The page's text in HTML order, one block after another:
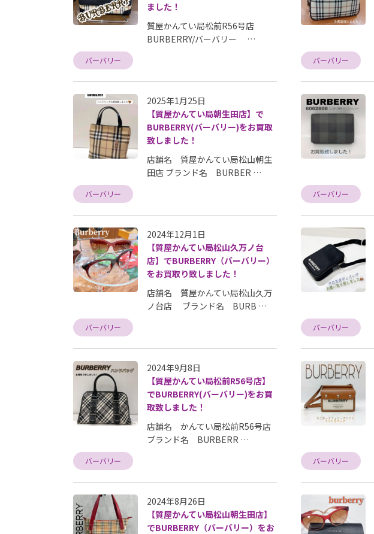
ました！
質屋かんてい局松前R56号店
BURBERRY/バーバリー …
バーバリー バーバリー
2025年1月25日
【質屋かんてい局朝生田店】で
BURBERRY(バーバリー)をお買取
致しました！
店舗名 質屋かんてい局松山朝生
田店 ブランド名 BURBER …
バーバリー バーバリー
2024年12月1日
【質屋かんてい局松山久万ノ台
店】でBURBERRY（バーバリー）
をお買取り致しました！
店舗名 質屋かんてい局松山久万
ノ台店 ブランド名 BURB …
バーバリー バーバリー
2024年9月8日
【質屋かんてい局松前R56号店】
でBURBERRY(バーバリー)をお買
取致しました！
店舗名 かんてい局松前R56号店
ブランド名 BURBERR …
バーバリー バーバリー
2024年8月26日
【質屋かんてい局松山朝生田店】
でBURBERRY（バーバリー）をお